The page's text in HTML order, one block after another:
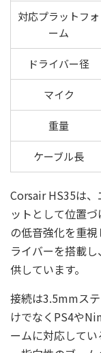
対応プラットフォ
ーム
ドライバー径
マイク
重量
ケーブル長
Corsair HS35は
ットとして位置
の低音強化を重
ライバーを搭載
供しています。
接続は3.5mmス
けでなくPS4や
ームに対応して